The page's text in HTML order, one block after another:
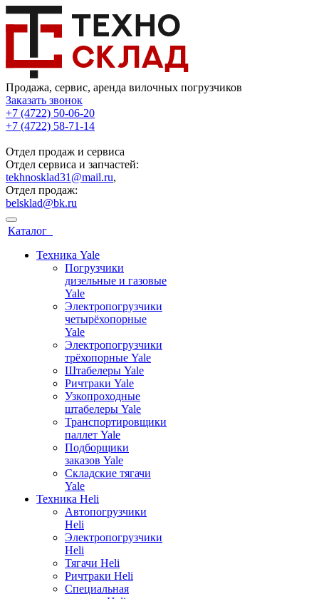
Продажа, сервис, аренда вилочных погрузчиков
Заказать звонок
+7 (4722) 50-06-20
+7 (4722) 58-71-14
Отдел продаж и сервиса
Отдел сервиса и запчастей:
tekhnosklad31@mail.ru,
Отдел продаж:
belsklad@bk.ru
Каталог
Техника Yale
Погрузчики
дизельные и газовые
Yale
Электропогрузчики
четырёхопорные
Yale
Электропогрузчики
трёхопорные Yale
Штабелеры Yale
Ричтраки Yale
Узкопроходные
штабелеры Yale
Транспортировщики
паллет Yale
Подборщики
заказов Yale
Складские тягачи
Yale
Техника Heli
Автопогрузчики
Heli
Электропогрузчики
Heli
Тягачи Heli
Ричтраки Heli
Специальная